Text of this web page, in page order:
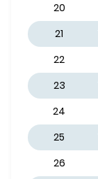
20
21
22
23
24
25
26